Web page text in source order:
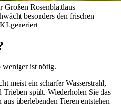
Großen Rosenblattlaus
besonders den frischen
generiert
weniger ist nötig.
meist ein scharfer Wasserstrahl,
spült. Wiederholen Sie das
überlebenden Tieren entstehen